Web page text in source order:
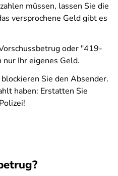
müssen, lassen Sie die
versprochene Geld gibt es
oder "419-
nur Ihr eigenes Geld.
Sie den Absender.
haben: Erstatten Sie